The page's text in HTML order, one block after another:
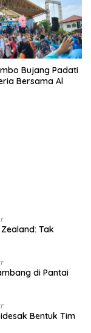
Bujang Padati
Bersama Al
Tak
di Pantai
Bentuk Tim